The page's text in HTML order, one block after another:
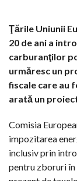
Ţările Uniunii
20 de ani a
carburanţilor
urmăresc un
fiscale care au
arată un
Comisia
impozitarea
inclusiv prin
pentru zboruri în